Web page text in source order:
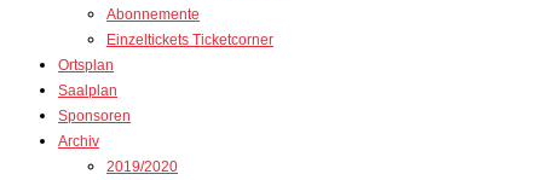
Abonnemente
Einzeltickets Ticketcorner
Ortsplan
Saalplan
Sponsoren
Archiv
2019/2020